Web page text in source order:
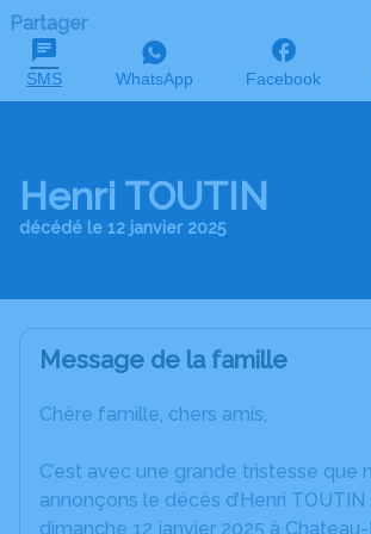
Partager
SMS WhatsApp Facebook
Henri TOUTIN
décédé le 12 janvier 2025
Message de la famille
Chère famille, chers amis,
C’est avec une grande tristesse que
annonçons le décès d’Henri TOUTIN
dimanche 12 janvier 2025 à